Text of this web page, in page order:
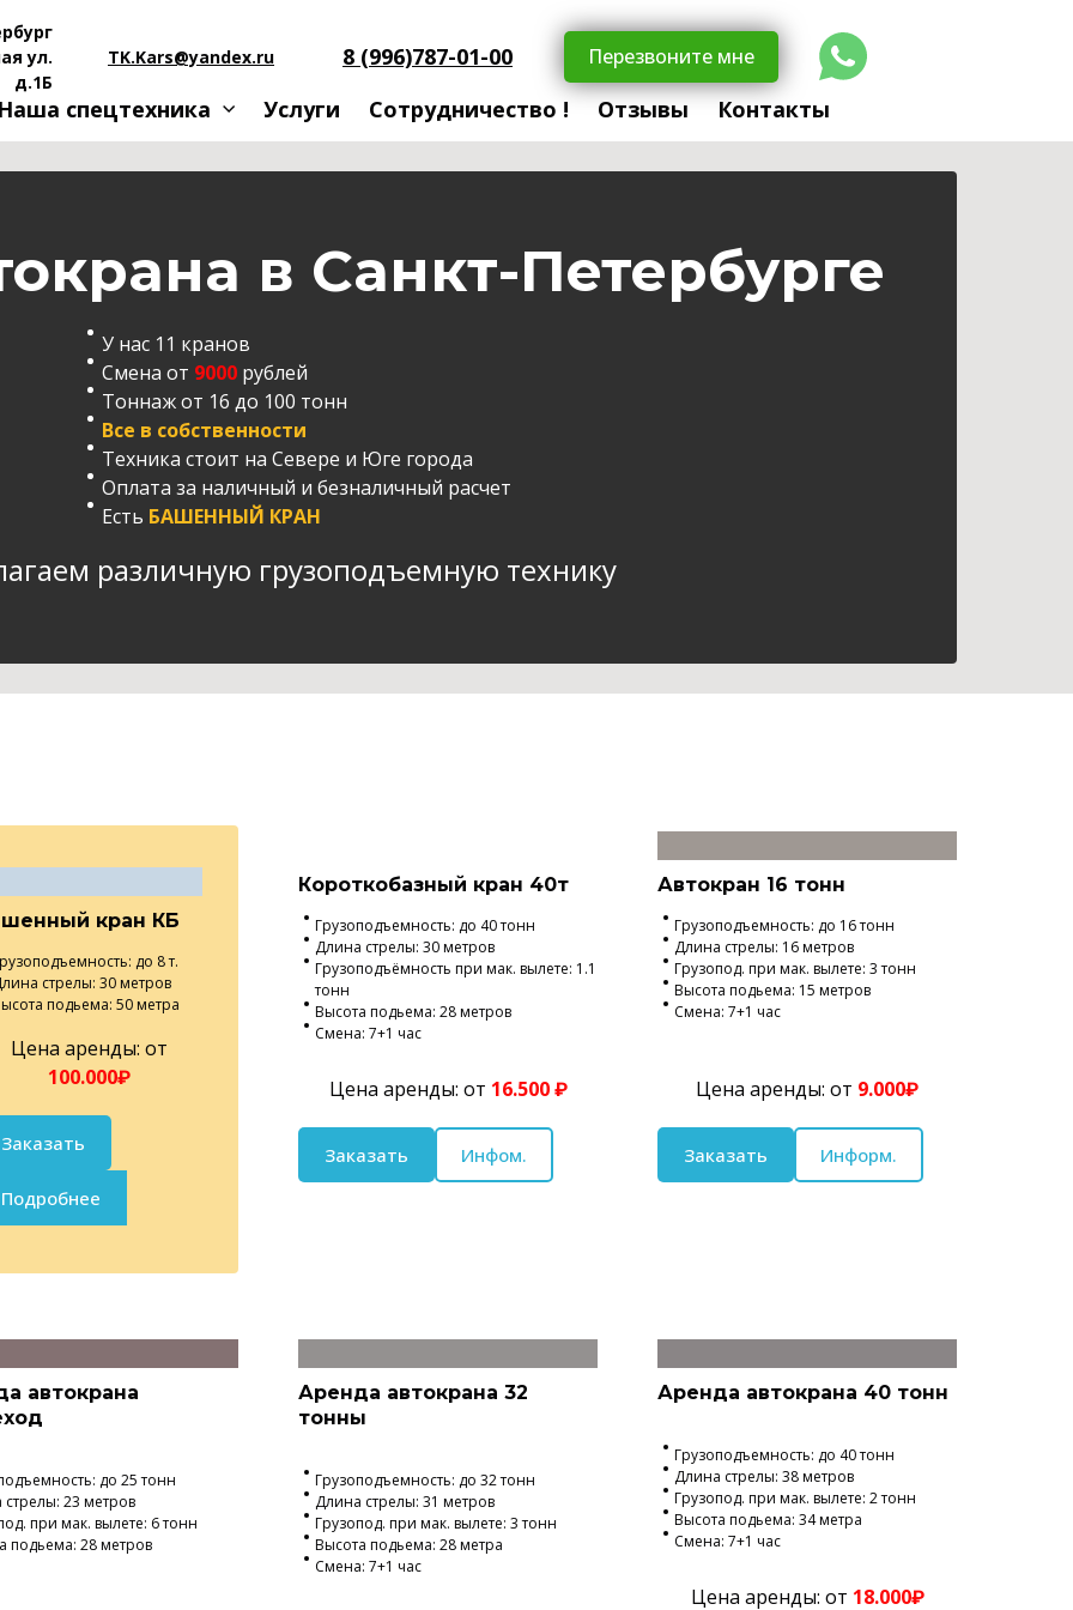
ул.
д.1Б
TK.Kars@yandex.ru 8 (996)787-01-00 Перезвоните мне
спецтехника Услуги Сотрудничество ! Отзывы Контакты
в Санкт-Петербурге
У нас 11 кранов
Смена от 9000рублей
Тоннаж от 16 до 100 тонн
Все в собственности
Техника стоит на Севере и Юге города
Оплата за наличный и безналичный расчет
Есть БАШЕННЫЙ КРАН
различную грузоподъемную технику
кран КБ
до 8 т.
стрелы: 30 метров
подьема: 50 метра
Цена аренды: от
100.000₽
Заказать
Подробнее
Короткобазный кран 40т
Грузоподъемность: до 40 тонн
Длина стрелы: 30 метров
Грузоподъёмность при мак. вылете: 1.1
тонн
Высота подьема: 28 метров
Смена: 7+1 час
Цена аренды: от 16.500 ₽
Заказать Инфом.
Автокран 16 тонн
Грузоподъемность: до 16 тонн
Длина стрелы: 16 метров
Грузопод. при мак. вылете: 3 тонн
Высота подьема: 15 метров
Смена: 7+1 час
Цена аренды: от 9.000₽
Заказать Информ.
автокрана
до 25 тонн
23 метров
при мак. вылете: 6 тонн
подьема: 28 метров
Аренда автокрана 32
тонны
Грузоподъемность: до 32 тонн
Длина стрелы: 31 метров
Грузопод. при мак. вылете: 3 тонн
Высота подьема: 28 метра
Смена: 7+1 час
Аренда автокрана 40 тонн
Грузоподъемность: до 40 тонн
Длина стрелы: 38 метров
Грузопод. при мак. вылете: 2 тонн
Высота подьема: 34 метра
Смена: 7+1 час
Цена аренды: от 18.000₽